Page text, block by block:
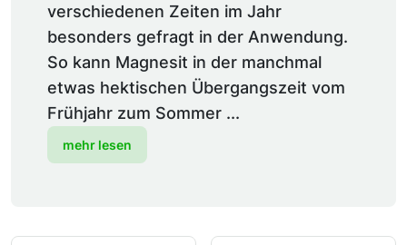
verschiedenen Zeiten im Jahr
besonders gefragt in der Anwendung.
So kann Magnesit in der manchmal
etwas hektischen Übergangszeit vom
Frühjahr zum Sommer ...
mehr lesen